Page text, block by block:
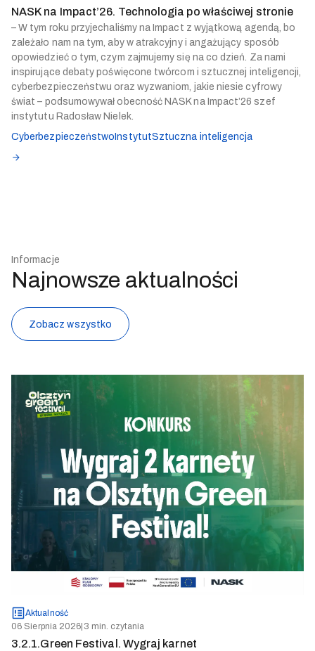
NASK na Impact’26. Technologia po właściwej stronie
– W tym roku przyjechaliśmy na Impact z wyjątkową agendą, bo
zależało nam na tym, aby w atrakcyjny i angażujący sposób
opowiedzieć o tym, czym zajmujemy się na co dzień. Za nami
inspirujące debaty poświęcone twórcom i sztucznej inteligencji,
cyberbezpieczeństwu oraz wyzwaniom, jakie niesie cyfrowy
świat – podsumowywał obecność NASK na Impact’26 szef
instytutu Radosław Nielek.
Cyberbezpieczeństwo InstytutSztuczna inteligencja
Informacje
Najnowsze aktualności
Zobacz wszystko
Aktualność
06 Sierpnia 2026 3 min. czytania
3.2.1.Green Festival. Wygraj karnet